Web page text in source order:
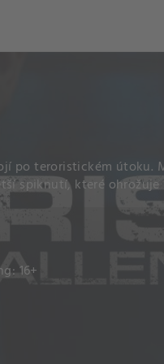
po teroristickém útoku.
spiknutí, které ohrožuje
16+